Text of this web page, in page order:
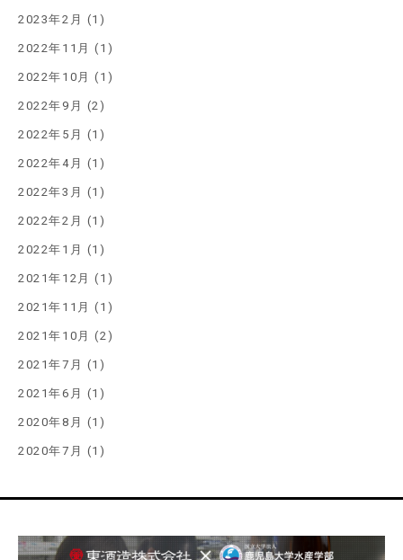
2023年2月 (1)
2022年11月 (1)
2022年10月 (1)
2022年9月 (2)
2022年5月 (1)
2022年4月 (1)
2022年3月 (1)
2022年2月 (1)
2022年1月 (1)
2021年12月 (1)
2021年11月 (1)
2021年10月 (2)
2021年7月 (1)
2021年6月 (1)
2020年8月 (1)
2020年7月 (1)